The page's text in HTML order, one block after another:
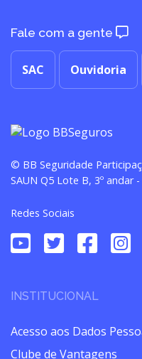
Fale com a gente
SAC Ouvidoria
© BB Seguridade
SAUN Q5 Lote B, 3º andar
Redes Sociais
INSTITUCIONAL
Acesso aos Dados
Clube de Vantagens